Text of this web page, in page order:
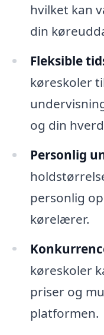
hvilket kan
din
Fleksible
køreskoler
og din
Personlig
personlig
kørelærer.
køreskoler
priser og
platformen.